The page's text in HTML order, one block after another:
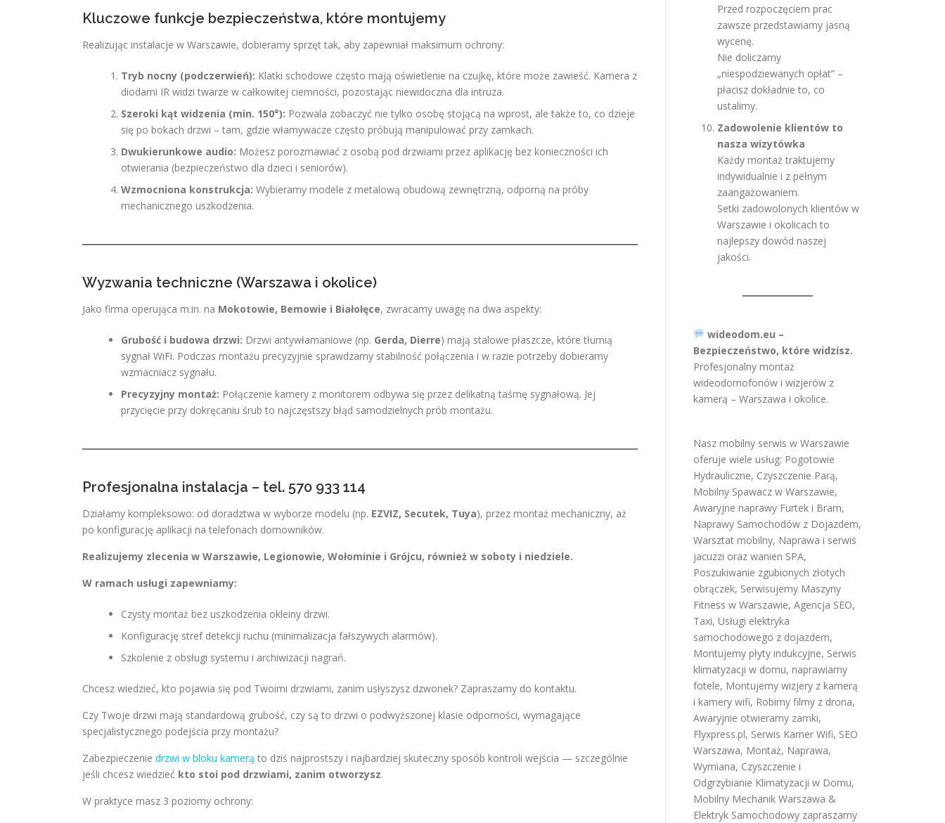
Kluczowe funkcje bezpieczeństwa, które montujemy
Realizując instalacje w Warszawie, dobieramy sprzęt tak, aby zapewniał maksimum ochrony:
Tryb nocny (podczerwień): Klatki schodowe często mają oświetlenie na czujkę, które może zawieść. Kamera z
diodami IR widzi twarze w całkowitej ciemności, pozostając niewidoczna dla intruza.
Szeroki kąt widzenia (min. 150°): Pozwala zobaczyć nie tylko osobę stojącą na wprost, ale także to, co dzieje
się po bokach drzwi – tam, gdzie włamywacze często próbują manipulować przy zamkach.
Dwukierunkowe audio: Możesz porozmawiać z osobą pod drzwiami przez aplikację bez konieczności ich
otwierania (bezpieczeństwo dla dzieci i seniorów).
Wzmocniona konstrukcja: Wybieramy modele z metalową obudową zewnętrzną, odporną na próby
mechanicznego uszkodzenia.
Wyzwania techniczne (Warszawa i okolice)
Jako firma operująca m.in. na Mokotowie, Bemowie i Białołęce, zwracamy uwagę na dwa aspekty:
Grubość i budowa drzwi: Drzwi antywłamaniowe (np. Gerda, Dierre) mają stalowe płaszcze, które tłumią
sygnał WiFi. Podczas montażu precyzyjnie sprawdzamy stabilność połączenia i w razie potrzeby dobieramy
wzmacniacz sygnału.
Precyzyjny montaż: Połączenie kamery z monitorem odbywa się przez delikatną taśmę sygnałową. Jej
przycięcie przy dokręcaniu śrub to najczęstszy błąd samodzielnych prób montażu.
Profesjonalna instalacja – tel. 570 933 114
Działamy kompleksowo: od doradztwa w wyborze modelu (np. EZVIZ, Secutek, Tuya), przez montaż mechaniczny, aż
po konfigurację aplikacji na telefonach domowników.
Realizujemy zlecenia w Warszawie, Legionowie, Wołominie i Grójcu, również w soboty i niedziele.
W ramach usługi zapewniamy:
Czysty montaż bez uszkodzenia okleiny drzwi.
Konfigurację stref detekcji ruchu (minimalizacja fałszywych alarmów).
Szkolenie z obsługi systemu i archiwizacji nagrań.
Chcesz wiedzieć, kto pojawia się pod Twoimi drzwiami, zanim usłyszysz dzwonek? Zapraszamy do kontaktu.
Czy Twoje drzwi mają standardową grubość, czy są to drzwi o podwyższonej klasie odporności, wymagające
specjalistycznego podejścia przy montażu?
Zabezpieczenie drzwi w bloku kamerą to dziś najprostszy i najbardziej skuteczny sposób kontroli wejścia — szczególnie
jeśli chcesz wiedzieć kto stoi pod drzwiami, zanim otworzysz.
W praktyce masz 3 poziomy ochrony:
Przed rozpoczęciem prac
zawsze przedstawiamy jasną
wycenę.
Nie doliczamy
„niespodziewanych opłat” –
płacisz dokładnie to, co
ustalimy.
Zadowolenie klientów to
nasza wizytówka
Każdy montaż traktujemy
indywidualnie i z pełnym
zaangażowaniem.
Setki zadowolonych klientów w
Warszawie i okolicach to
najlepszy dowód naszej
jakości.
wideodom.eu –
Bezpieczeństwo, które widzisz.
Profesjonalny montaż
wideodomofonów i wizjerów z
kamerą – Warszawa i okolice.
Nasz mobilny serwis w Warszawie
oferuje wiele usług: Pogotowie
Hydrauliczne, Czyszczenie Parą,
Mobilny Spawacz w Warszawie,
Awaryjne naprawy Furtek i Bram,
Naprawy Samochodów z Dojazdem,
Warsztat mobilny, Naprawa i serwis
jacuzzi oraz wanien SPA,
Poszukiwanie zgubionych złotych
obrączek, Serwisujemy Maszyny
Fitness w Warszawie, Agencja SEO,
Taxi, Usługi elektryka
samochodowego z dojazdem,
Montujemy płyty indukcyjne, Serwis
klimatyzacji w domu, naprawiamy
fotele, Montujemy wizjery z kamerą
i kamery wifi, Robimy filmy z drona,
Awaryjnie otwieramy zamki,
Flyxpress.pl, Serwis Kamer Wifi, SEO
Warszawa, Montaż, Naprawa,
Wymiana, Czyszczenie i
Odgrzybianie Klimatyzacji w Domu,
Mobilny Mechanik Warszawa &
Elektryk Samochodowy zapraszamy